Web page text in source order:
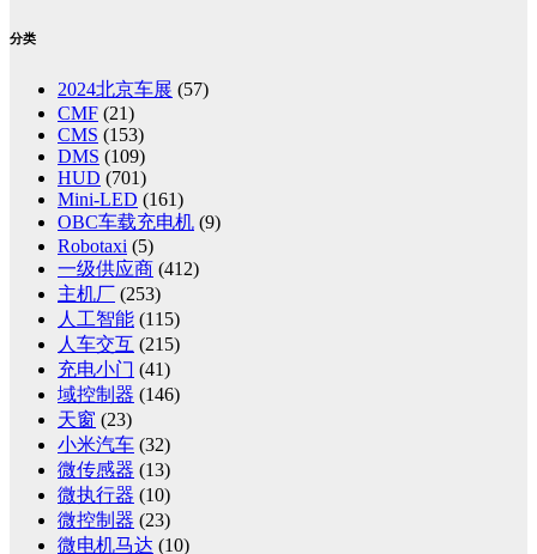
分类
2024北京车展 (57)
CMF (21)
CMS (153)
DMS (109)
HUD (701)
Mini-LED (161)
OBC车载充电机 (9)
Robotaxi (5)
一级供应商 (412)
主机厂 (253)
人工智能 (115)
人车交互 (215)
充电小门 (41)
域控制器 (146)
天窗 (23)
小米汽车 (32)
微传感器 (13)
微执行器 (10)
微控制器 (23)
微电机马达 (10)